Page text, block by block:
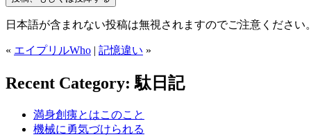
日本語が含まれない投稿は無視されますのでご注意ください
« エイプリルWho | 記憶違い »
Recent Category: 駄日記
満身創痍とはこのこと
機械に勇気づけられる